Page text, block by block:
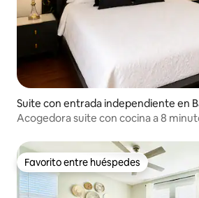
Suite con entrada independiente en
Acogedora suite con cocina a 8
Favorito entre huéspedes
Favorito entre huéspedes